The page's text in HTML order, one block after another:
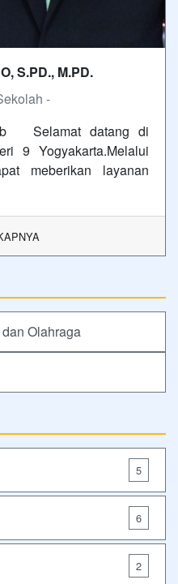
S.PD., M.PD.
-
Selamat datang di
9 Yogyakarta.Melalui
meberikan layanan
Olahraga
5
6
2